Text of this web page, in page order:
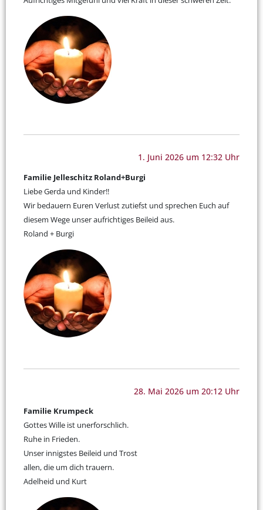
1. Juni 2026 um 12:32 Uhr
Familie Jelleschitz Roland+Burgi
Liebe Gerda und Kinder!!
Wir bedauern Euren Verlust zutiefst und sprechen Euch auf
diesem Wege unser aufrichtiges Beileid aus.
Roland + Burgi
28. Mai 2026 um 20:12 Uhr
Familie Krumpeck
Gottes Wille ist unerforschlich.
Ruhe in Frieden.
Unser innigstes Beileid und Trost
allen, die um dich trauern.
Adelheid und Kurt